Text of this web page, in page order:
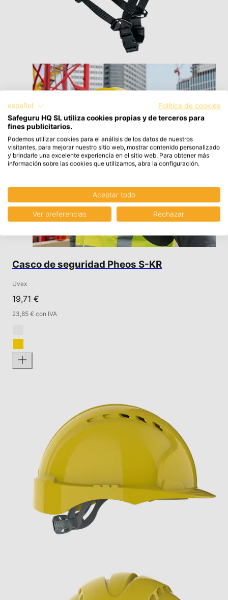
Casco de seguridad Pheos S-KR
Uvex
19,71 €
23,85 € con IVA
español
Política de cookies
Safeguru HQ SL utiliza cookies propias y de terceros para
fines publicitarios.
Podemos utilizar cookies para el análisis de los datos de nuestros
visitantes, para mejorar nuestro sitio web, mostrar contenido personalizado
y brindarle una excelente experiencia en el sitio web. Para obtener más
información sobre las cookies que utilizamos, abra la configuración.
Aceptar todo
Ver preferencias Rechazar